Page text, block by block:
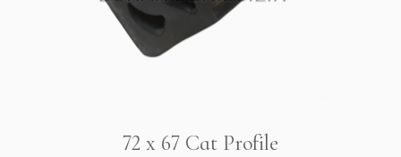
72 x 67 Cat Profile